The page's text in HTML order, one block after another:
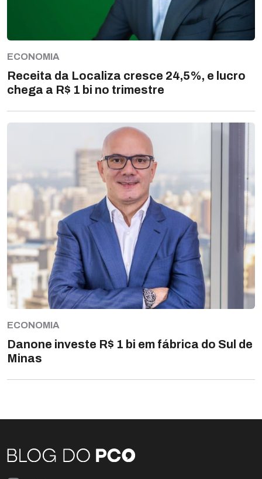
ECONOMIA
Receita da Localiza cresce 24,5%, e lucro
chega a R$ 1 bi no trimestre
ECONOMIA
Danone investe R$ 1 bi em fábrica do Sul de
Minas